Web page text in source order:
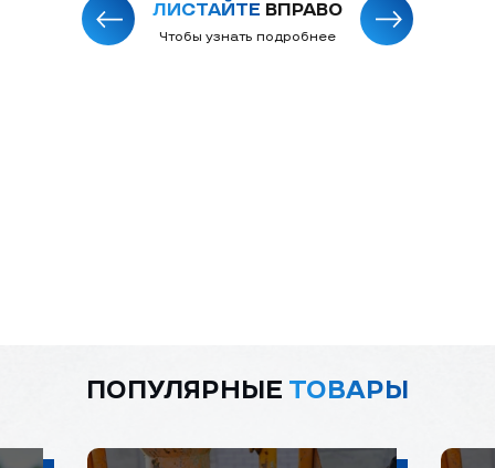
ЛИСТАЙТЕ ВПРАВО
Чтобы узнать подробнее
ПОПУЛЯРНЫЕ ТОВАРЫ